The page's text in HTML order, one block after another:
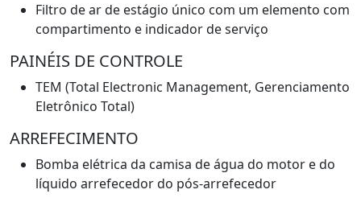
Filtro de ar de estágio único com um elemento com
compartimento e indicador de serviço
PAINÉIS DE CONTROLE
TEM (Total Electronic Management, Gerenciamento
Eletrônico Total)
ARREFECIMENTO
Bomba elétrica da camisa de água do motor e do
líquido arrefecedor do pós-arrefecedor